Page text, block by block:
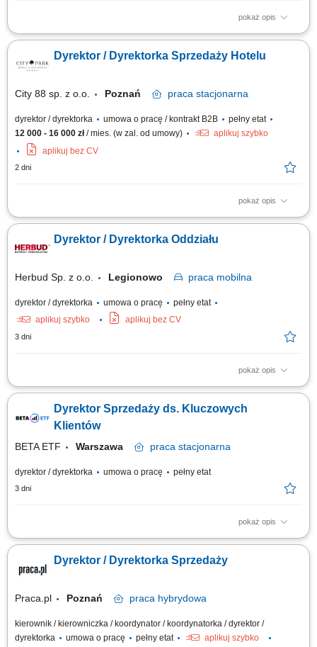
pokaż opis
Opis stanowiska Odpowiedzialność za rozwój biznesu w obszarze
instytucjonalnymi oraz partnerami biznesowymi. Realizacja strategii
sprzedażowej i zwiększanie wartości aktywów powierzonych produktów.
Dyrektor / Dyrektorka Sprzedaży Hotelu
City 88 sp. z o.o. Poznań praca stacjonarna
dyrektor / dyrektorka umowa o pracę / kontrakt B2B
pełny etat
12 000 - 16 000 zł/ mies. (w zal. od umowy)
aplikuj szybko
aplikuj bez CV
2 dni
pokaż opis
Odpowiedzialność za realizację strategii sprzedażowej hotelu oraz
konferencji, eventów, gastronomii i usług dodatkowych; Aktywne
pozyskiwanie nowych klientów w segmentach corporate, MICE, leisure,
Dyrektor / Dyrektorka Oddziału
Herbud Sp. z o.o. Legionowo praca mobilna
dyrektor / dyrektorka umowa o pracę
pełny etat
aplikuj szybko
aplikuj bez CV
3 dni
pokaż opis
Opis stanowiska Kompleksowe zarządzanie codzienną pracą oraz
Koordynowanie działań zespołu handlowców, wyznaczanie celów
sprzedażowych oraz bieżący monitoring trendów rynkowych.
Dyrektor Sprzedaży ds. Kluczowych
Klientów
BETA ETF Warszawa praca stacjonarna
dyrektor / dyrektorka umowa o pracę pełny etat
3 dni
pokaż opis
Twoja misja, czyli czym będziesz się zajmować: Partnerstwo na lata:
Utrzymujemy najwyższe standardy, ale stawiamy na partnerski model
współpracy. Rozwój biznesu: Drive'owanie sprzedaży produktów BETA
Dyrektor / Dyrektorka Sprzedaży
Praca.pl Poznań praca hybrydowa
kierownik / kierowniczka / koordynator / koordynatorka / dyrektor /
dyrektorka
umowa o pracę pełny etat
aplikuj szybko